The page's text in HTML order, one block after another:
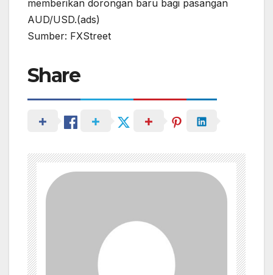
memberikan dorongan baru bagi pasangan
AUD/USD.(ads)
Sumber: FXStreet
Share